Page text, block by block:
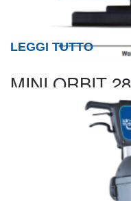
MINI ORBIT
LEGGI TUTTO